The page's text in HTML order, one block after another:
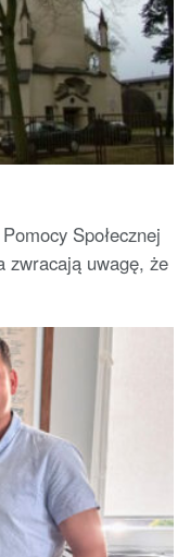
Społecznej
zwracają uwagę, że